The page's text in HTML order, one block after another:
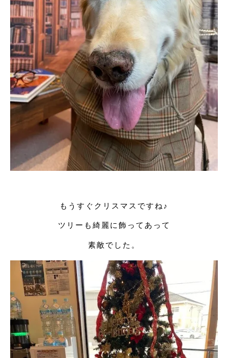
もうすぐクリスマスですね♪
ツリーも綺麗に飾ってあって
素敵でした。